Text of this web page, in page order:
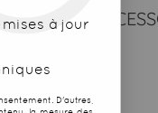
à jour
D'autres,